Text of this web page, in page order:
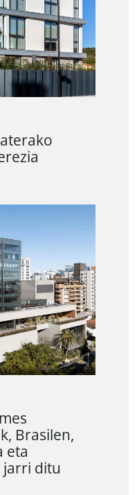
Brasilen,
eta
jarri ditu